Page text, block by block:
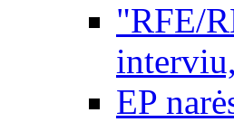
"RFE/
EP